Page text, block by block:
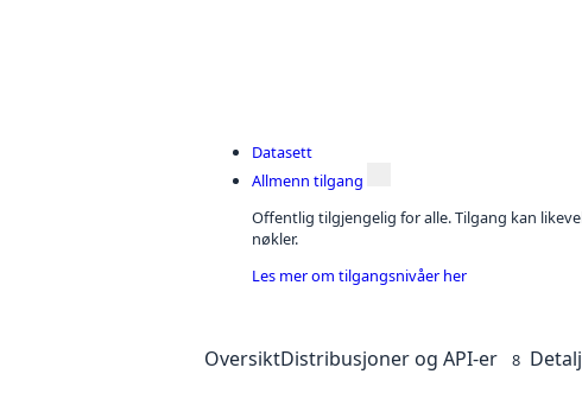
Datasett
Allmenn tilgang
Offentlig tilgjengelig for alle. Tilgang kan
nøkler.
Les mer om tilgangsnivåer her
OversiktDistribusjoner og API-er 8